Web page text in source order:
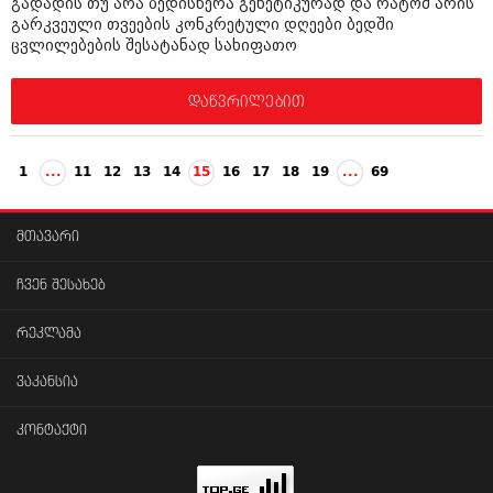
გარკვეული თვეების კონკრეტული დღეები ბედში
ცვლილებების შესატანად სახიფათო
დაწვრილებით
1 ... 11 12 13 14 15 16 17 18 19 ... 69
მთავარი
ჩვენ შესახებ
რეკლამა
ვაკანსია
კონტაქტი